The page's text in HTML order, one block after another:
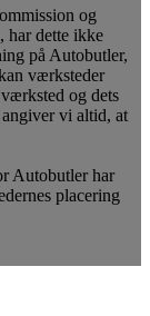
og
har dette ikke
på Autobutler,
værksteder
og dets
vi altid, at
Autobutler har
placering